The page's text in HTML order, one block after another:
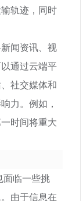
轨迹，同时
闻资讯、视
通过云端平
社交媒体和
力。例如，
时间将重大
临一些挑
由于信息在